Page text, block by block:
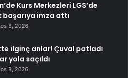
Kurs Merkezleri LGS’de
başarıya imza attı
8, 2026
ilginç anlar! Çuval patladı
yola saçıldı
8, 2026